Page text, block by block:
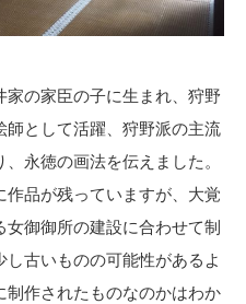
の家臣の子に生まれ、狩野
師として活躍、狩野派の主流
永徳の画法を伝えました。
品が残っていますが、大覚
御御所の建設に合わせて制
古いものの可能性があるよ
制作されたものなのかはわか